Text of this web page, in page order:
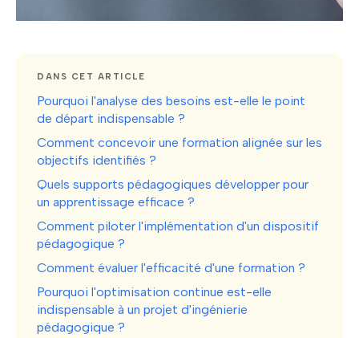
DANS CET ARTICLE
Pourquoi l'analyse des besoins est-elle le point
de départ indispensable ?
Comment concevoir une formation alignée sur les
objectifs identifiés ?
Quels supports pédagogiques développer pour
un apprentissage efficace ?
Comment piloter l'implémentation d'un dispositif
pédagogique ?
Comment évaluer l'efficacité d'une formation ?
Pourquoi l'optimisation continue est-elle
indispensable à un projet d'ingénierie
pédagogique ?